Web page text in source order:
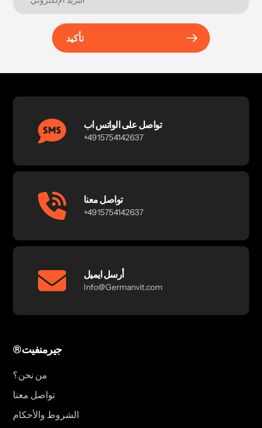
تأكيد
تواصل على الواتس اب
+4915754142637
تواصل معنا
+4915754142637
أرسل ايميل
Info@Germanvit.com
®جيرمنفيت
من نحن؟
تواصل معنا
الشروط والأحكام